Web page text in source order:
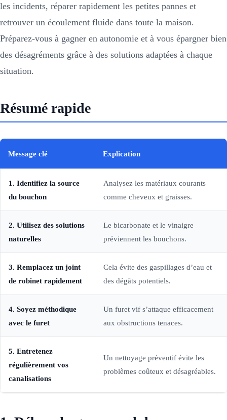
les incidents, réparer rapidement les petites pannes et
retrouver un écoulement fluide dans toute la maison.
Préparez-vous à gagner en autonomie et à vous épargner bien
des désagréments grâce à des solutions adaptées à chaque
situation.
Résumé rapide
Message clé Explication
1. Identifiez la source
du bouchon
Analysez les matériaux courants
comme cheveux et graisses.
2. Utilisez des solutions
naturelles
Le bicarbonate et le vinaigre
préviennent les bouchons.
3. Remplacez un joint
de robinet rapidement
Cela évite des gaspillages d’eau et
des dégâts potentiels.
4. Soyez méthodique
avec le furet
Un furet vif s’attaque efficacement
aux obstructions tenaces.
5. Entretenez
régulièrement vos
canalisations
Un nettoyage préventif évite les
problèmes coûteux et désagréables.